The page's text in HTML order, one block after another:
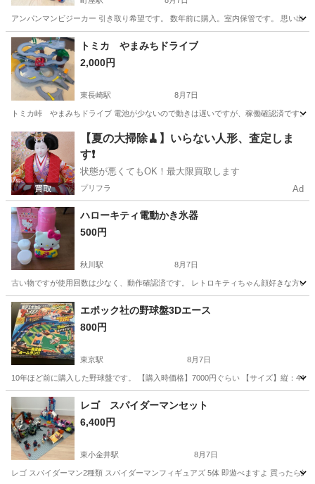
アンパンマンビジーカー 引き取り希望です。 数年前に購入。室内保管です。 思い出
東京 荒川区 町屋駅 おもちゃ アンパンマンビジーカー
トミカ やまみちドライブ
2,000円
東長崎駅 8月7日
トミカ峠 やまみちドライブ 電池が少ないので動きは遅いですが、稼働確認済です。
東京 豊島区 東長崎駅 ミニカー
【夏の大掃除🧹】いらない人形、査定しま
す❗️
状態が悪くてもOK！最大限買取します
プリフラ Ad
ハローキティ電動かき氷器
500円
秋川駅 8月7日
古い物ですが使用回数は少なく、動作確認済です。 レトロキティちゃん顔好きな方
東京 あきる野市 秋川駅 おもちゃ
エポック社の野球盤3Dエース
800円
東京駅 8月7日
10年ほど前に購入した野球盤です。 【購入時価格】7000円ぐらい 【サイズ】縦：
東京 中央区 東京駅 おもちゃ
レゴ スパイダーマンセット
6,400円
東小金井駅 8月7日
レゴ スパイダーマン2種類 スパイダーマンフィギュアズ 5体 即遊べますよ 買ったら